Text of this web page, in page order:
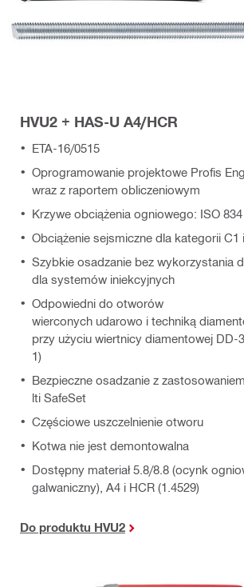
HVU2 + HAS-U A4/HCR
ETA-16/0515
Oprogramowanie projektowe Profis
wraz z raportem obliczeniowym
Krzywe obciążenia ogniowego: ISO
Obciążenie sejsmiczne dla kategorii C1
Szybkie osadzanie bez wykorzystania
dla systemów iniekcyjnych
Odpowiedni do otworów
wierconych udarowo i techniką
przy użyciu wiertnicy diamentowej DD-
1)
Bezpieczne osadzanie z
lti SafeSet
Częściowe uszczelnienie otworu
Kotwa nie jest demontowalna
Dostępny materiał 5.8/8.8 (ocynk
galwaniczny), A4 i HCR (1.4529)
Do produktu HVU2